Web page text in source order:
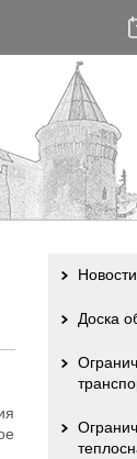
Новости
Доска